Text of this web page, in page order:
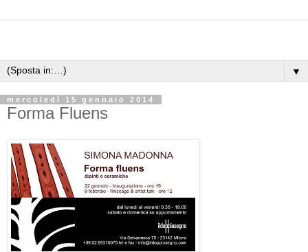
▼
mercoledì 15 gennaio 2014
Forma Fluens